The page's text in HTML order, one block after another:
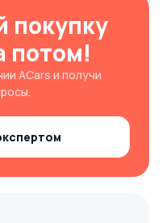
покупку
потом!
ACars и получи